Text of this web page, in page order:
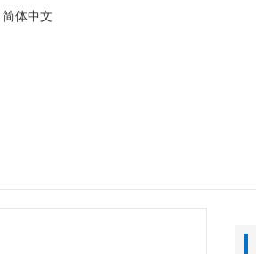
简体中文